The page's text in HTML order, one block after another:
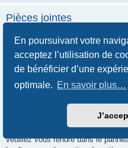
En poursuivant votre
acceptez l’utilisation de
de bénéficier d’une
optimale. En savoir plus…
Pièces jointes
Quelles pièces jointes sont
Chaque administrateur peut
jointes. Si vous n’êtes pas
nous vous invitons à contacter un
Comment puis-je retrouver
Pour retrouver la liste des pièces
veuillez vous rendre dans le